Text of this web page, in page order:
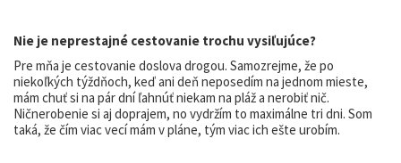
Nie je neprestajné cestovanie trochu vysiľujúce?
Pre mňa je cestovanie doslova drogou. Samozrejme, že po
niekoľkých týždňoch, keď ani deň neposedím na jednom mieste,
mám chuť si na pár dní ľahnúť niekam na pláž a nerobiť nič.
Ničnerobenie si aj doprajem, no vydržím to maximálne tri dni. Som
taká, že čím viac vecí mám v pláne, tým viac ich ešte urobím.